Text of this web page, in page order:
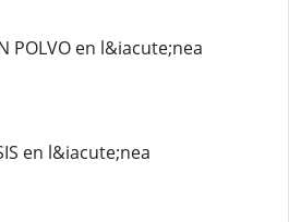
POLVO en l&iacute;nea
en l&iacute;nea